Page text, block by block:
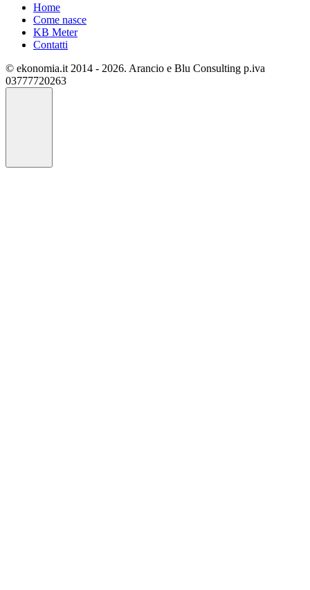
Home
Come nasce
KB Meter
Contatti
© ekonomia.it 2014 - 2026. Arancio e Blu Consulting p.iva
03777720263